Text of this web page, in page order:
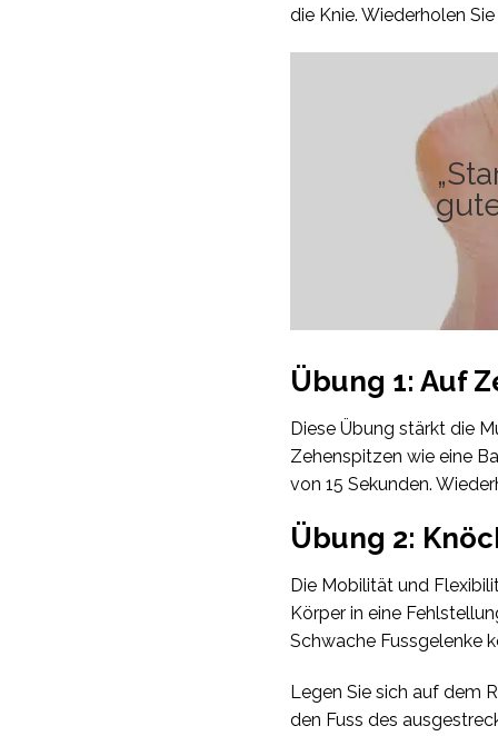
die Knie. Wiederholen
Übung 1: Auf
Diese Übung stärkt die
Zehenspitzen wie eine
von 15 Sekunden.
Übung 2:
Die Mobilität und
Körper in eine
Schwache Fussgelenke
Legen Sie sich auf dem
den Fuss des